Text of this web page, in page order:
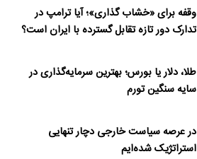
وقفه برای «خشاب گذاری»؛ آیا ترامپ در
تدارک دور تازه تقابل گسترده با ایران است؟
طلا، دلار یا بورس؛ بهترین سرمایه‌گذاری در
سایه سنگین تورم
در عرصه سیاست خارجی دچار تنهایی
استراتژیک شده‌ایم